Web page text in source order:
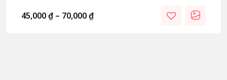
45,000₫ – 70,000₫